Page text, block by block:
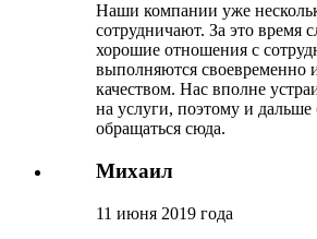
Наши компании уже
сотрудничают. За это время
хорошие отношения с
выполняются своевременно
качеством. Нас вполне
на услуги, поэтому и дальше
обращаться сюда.
Михаил
11 июня 2019 года